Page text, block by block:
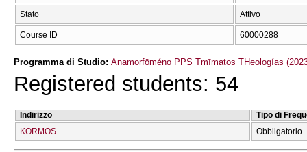
Stato Attivo
Course ID 60000288
Programma di Studio: Anamorfōméno PPS Tmīmatos THeologías
Registered students: 54
Indirizzo
Tipo di
KORMOS
Obbligatorio